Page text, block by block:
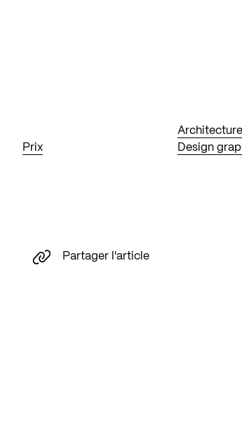
Prix
Architecture
Design
Partager l'article